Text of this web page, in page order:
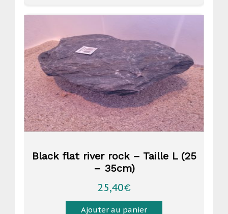
Black flat river rock – Taille L (25
– 35cm)
25,40€
Ajouter au panier